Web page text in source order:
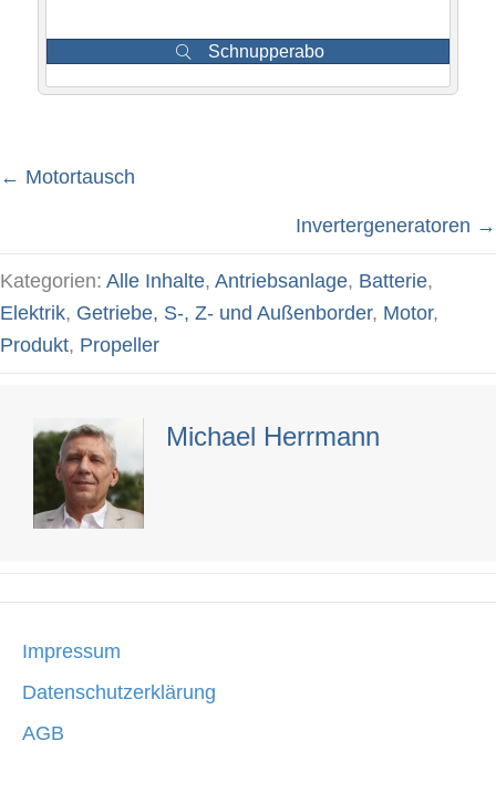
Schnupperabo
Posts
navigation
← Motortausch
Invertergeneratoren →
Kategorien: Alle Inhalte, Antriebsanlage, Batterie,
Elektrik, Getriebe, S-, Z- und Außenborder, Motor,
Produkt, Propeller
Michael Herrmann
Impressum
Datenschutzerklärung
AGB